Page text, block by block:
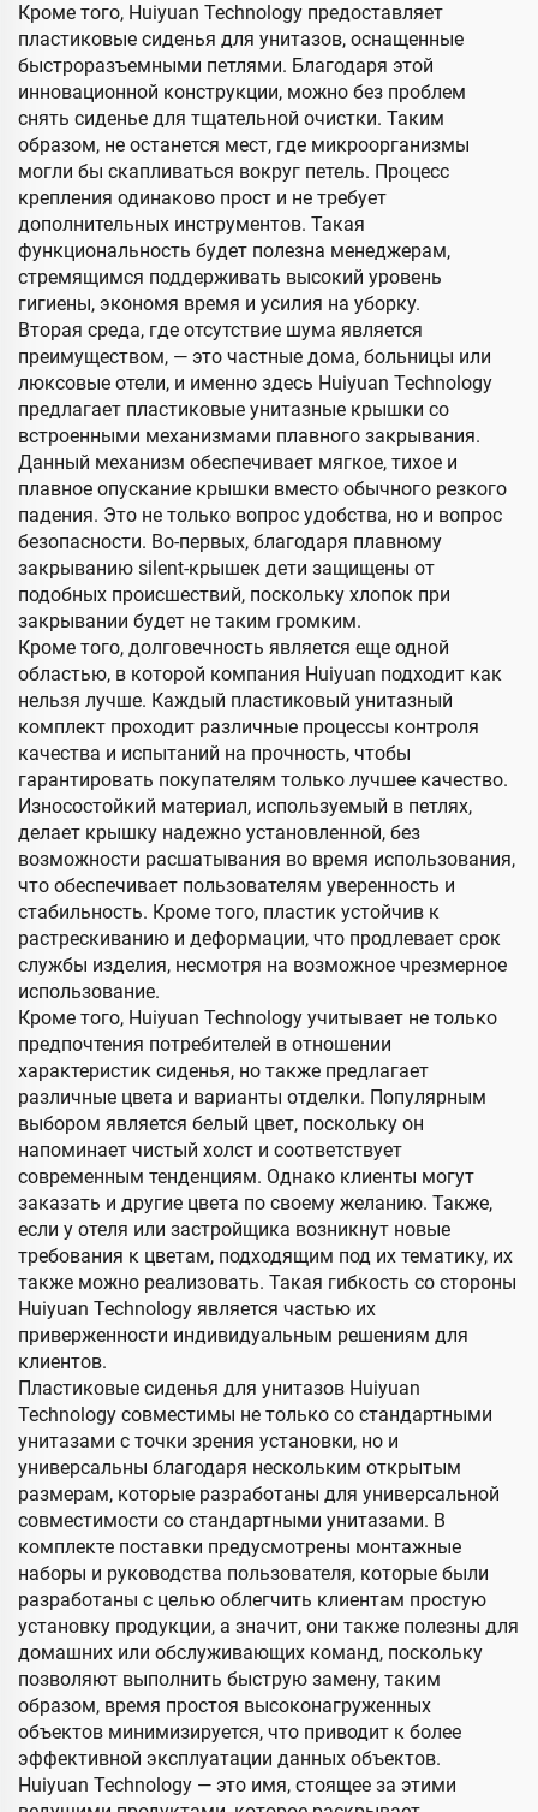
Кроме того, Huiyuan Technology предоставляет
пластиковые сиденья для унитазов, оснащенные
быстроразъемными петлями. Благодаря этой
инновационной конструкции, можно без проблем
снять сиденье для тщательной очистки. Таким
образом, не останется мест, где микроорганизмы
могли бы скапливаться вокруг петель. Процесс
крепления одинаково прост и не требует
дополнительных инструментов. Такая
функциональность будет полезна менеджерам,
стремящимся поддерживать высокий уровень
гигиены, экономя время и усилия на уборку.
Вторая среда, где отсутствие шума является
преимуществом, — это частные дома, больницы или
люксовые отели, и именно здесь Huiyuan Technology
предлагает пластиковые унитазные крышки со
встроенными механизмами плавного закрывания.
Данный механизм обеспечивает мягкое, тихое и
плавное опускание крышки вместо обычного резкого
падения. Это не только вопрос удобства, но и вопрос
безопасности. Во-первых, благодаря плавному
закрыванию silent-крышек дети защищены от
подобных происшествий, поскольку хлопок при
закрывании будет не таким громким.
Кроме того, долговечность является еще одной
областью, в которой компания Huiyuan подходит как
нельзя лучше. Каждый пластиковый унитазный
комплект проходит различные процессы контроля
качества и испытаний на прочность, чтобы
гарантировать покупателям только лучшее качество.
Износостойкий материал, используемый в петлях,
делает крышку надежно установленной, без
возможности расшатывания во время использования,
что обеспечивает пользователям уверенность и
стабильность. Кроме того, пластик устойчив к
растрескиванию и деформации, что продлевает срок
службы изделия, несмотря на возможное чрезмерное
использование.
Кроме того, Huiyuan Technology учитывает не только
предпочтения потребителей в отношении
характеристик сиденья, но также предлагает
различные цвета и варианты отделки. Популярным
выбором является белый цвет, поскольку он
напоминает чистый холст и соответствует
современным тенденциям. Однако клиенты могут
заказать и другие цвета по своему желанию. Также,
если у отеля или застройщика возникнут новые
требования к цветам, подходящим под их тематику, их
также можно реализовать. Такая гибкость со стороны
Huiyuan Technology является частью их
приверженности индивидуальным решениям для
клиентов.
Пластиковые сиденья для унитазов Huiyuan
Technology совместимы не только со стандартными
унитазами с точки зрения установки, но и
универсальны благодаря нескольким открытым
размерам, которые разработаны для универсальной
совместимости со стандартными унитазами. В
комплекте поставки предусмотрены монтажные
наборы и руководства пользователя, которые были
разработаны с целью облегчить клиентам простую
установку продукции, а значит, они также полезны для
домашних или обслуживающих команд, поскольку
позволяют выполнить быструю замену, таким
образом, время простоя высоконагруженных
объектов минимизируется, что приводит к более
эффективной эксплуатации данных объектов.
Huiyuan Technology — это имя, стоящее за этими